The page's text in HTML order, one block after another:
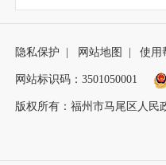
隐私保护 网站地图 使用
网站标识码：3501050001
版权所有：福州市马尾区人民